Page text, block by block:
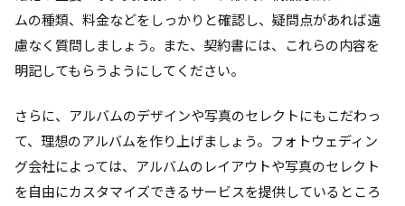
ムの種類、料金などをしっかりと確認し、疑問点があれば遠
慮なく質問しましょう。また、契約書には、これらの内容を
明記してもらうようにしてください。
さらに、アルバムのデザインや写真のセレクトにもこだわっ
て、理想のアルバムを作り上げましょう。フォトウェディン
グ会社によっては、アルバムのレイアウトや写真のセレクト
を自由にカスタマイズできるサービスを提供しているところ